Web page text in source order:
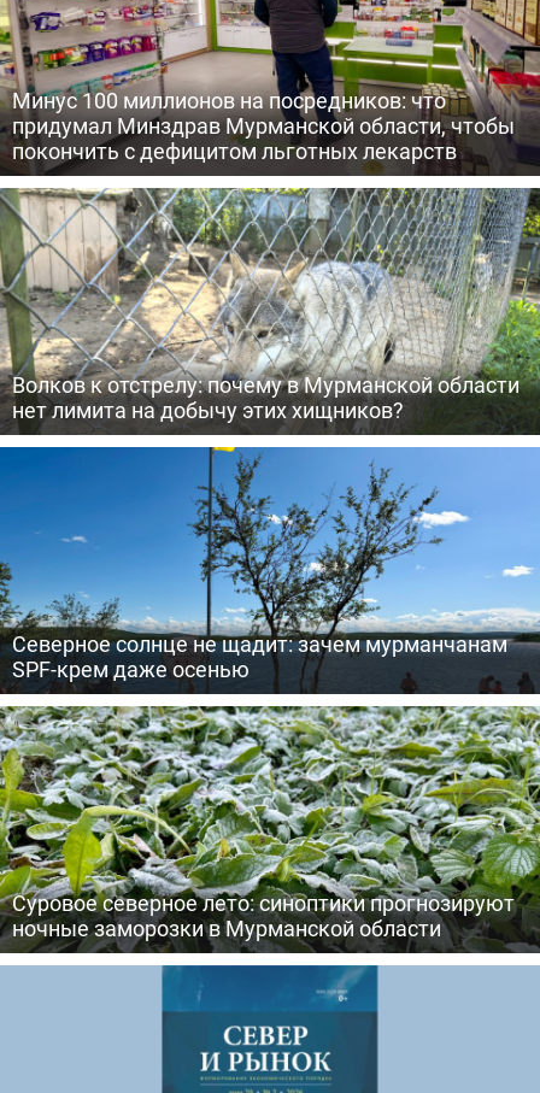
Минус 100 миллионов на посредников: что
придумал Минздрав Мурманской области, чтобы
покончить с дефицитом льготных лекарств
Волков к отстрелу: почему в Мурманской области
нет лимита на добычу этих хищников?
Северное солнце не щадит: зачем мурманчанам
SPF-крем даже осенью
Суровое северное лето: синоптики прогнозируют
ночные заморозки в Мурманской области